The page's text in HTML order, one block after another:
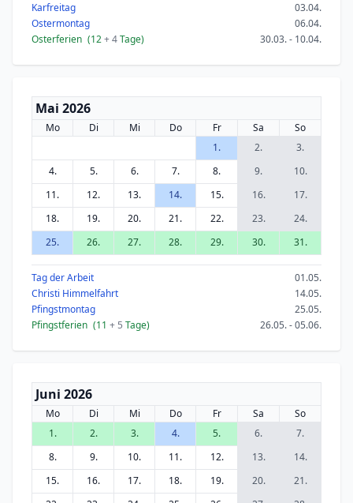
Karfreitag
03.04.
Ostermontag
06.04.
Osterferien (12+ 4Tage) 30.03. - 10.04.
Mai 2026
Mo Di Mi Do Fr Sa
So
1.
2.
3.
4.
5. 6. 7. 8. 9.
10.
11.
12. 13. 14. 15. 16.
17.
18.
19. 20. 21. 22. 23.
24.
25.
26. 27. 28. 29. 30. 31.
Tag der Arbeit
01.05.
Christi Himmelfahrt
14.05.
Pfingstmontag
25.05.
Pfingstferien (11 + 5 Tage) 26.05. - 05.06.
Juni 2026
Mo Di Mi Do Fr Sa
So
1.
2. 3. 4. 5. 6.
7.
8.
9. 10. 11. 12. 13.
14.
15.
16. 17. 18. 19. 20.
21.